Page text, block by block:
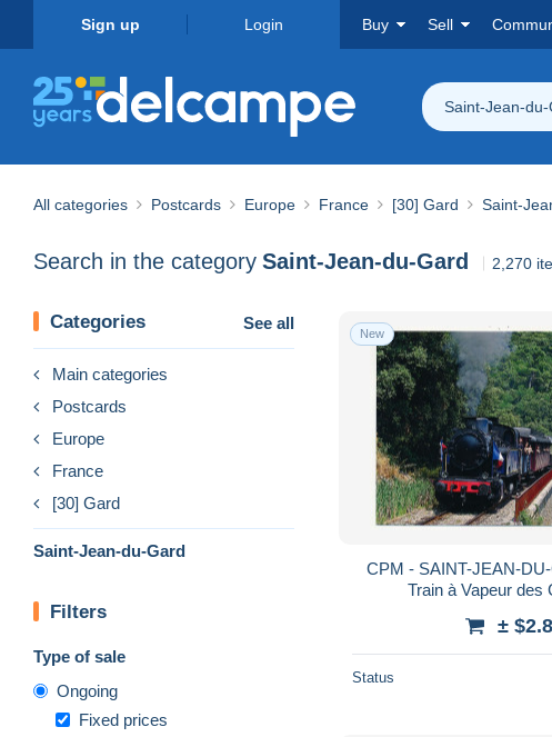
Sign up Login Buy Sell
Saint-Jean-du-
All categories Postcards Europe France [30] Gard Saint-
Search in the category Saint-Jean-du-Gard 2,270
Categories See all
Main categories
Postcards
Europe
France
[30] Gard
Saint-Jean-du-Gard
Filters
Type of sale
Ongoing
Fixed prices
New
CPM - SAINT-JEAN-
Train à Vapeur des
±
Status